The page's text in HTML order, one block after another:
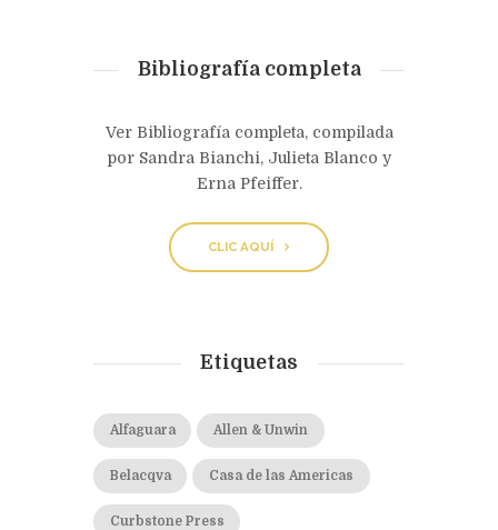
Bibliografía completa
Ver Bibliografía completa, compilada
por Sandra Bianchi, Julieta Blanco y
Erna Pfeiffer.
CLIC AQUÍ
Etiquetas
Alfaguara Allen & Unwin
Belacqva Casa de las Americas
Curbstone Press